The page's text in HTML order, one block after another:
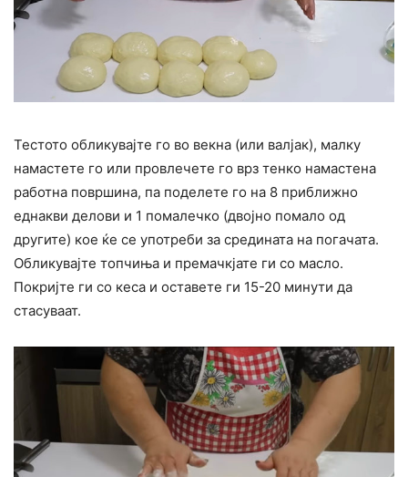
Тестото обликувајте го во векна (или валјак), малку
намастете го или провлечете го врз тенко намастена
работна површина, па поделете го на 8 приближно
еднакви делови и 1 помалечко (двојно помало од
другите) кое ќе се употреби за средината на погачата.
Обликувајте топчиња и премачкјате ги со масло.
Покријте ги со кеса и оставете ги 15-20 минути да
стасуваат.